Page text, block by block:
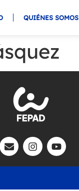
QUIÉNES SOMOS